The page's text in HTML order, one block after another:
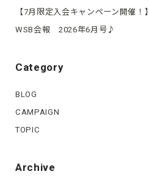
【7月限定入会キャンペーン開催！】
WSB会報 2026年6月号♪
Category
BLOG
CAMPAIGN
TOPIC
Archive